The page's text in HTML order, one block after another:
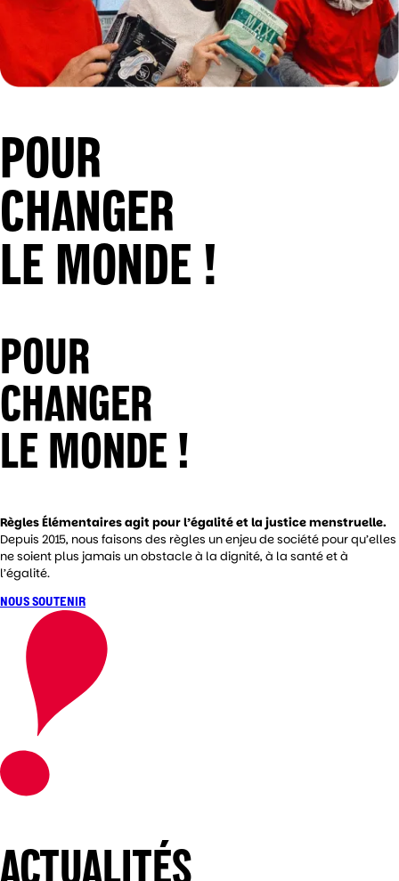
POUR
CHANGER
LE MONDE !
POUR
CHANGER
LE MONDE !
Règles Élémentaires agit pour l’égalité et la justice menstruelle.
Depuis 2015, nous faisons des règles un enjeu de société pour qu’elles
ne soient plus jamais un obstacle à la dignité, à la santé et à
l’égalité.
NOUS SOUTENIR
ACTUALITÉS